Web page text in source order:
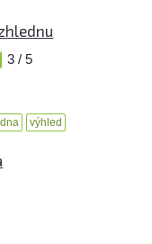
3 / 5
výhled